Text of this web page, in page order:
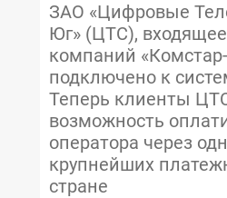
ЗАО «Цифровые
Юг» (ЦТС), входящее
компаний
подключено к
Теперь клиенты
возможность
оператора через
крупнейших
стране